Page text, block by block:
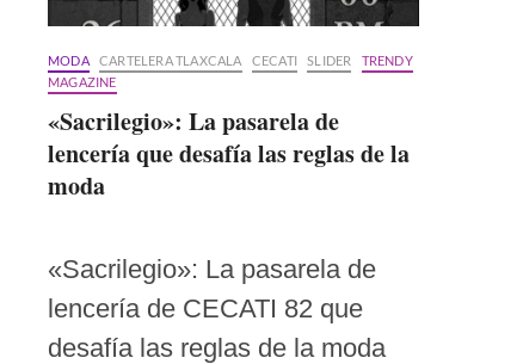
MODA CARTELERA TLAXCALA CECATI SLIDER
TRENDY
MAGAZINE
«Sacrilegio»: La pasarela de
lencería que desafía las reglas de la
moda
«Sacrilegio»: La pasarela de
lencería de CECATI 82 que
desafía las reglas de la moda